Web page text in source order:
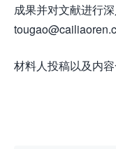
成果并对文献进行
材料人投稿以及内